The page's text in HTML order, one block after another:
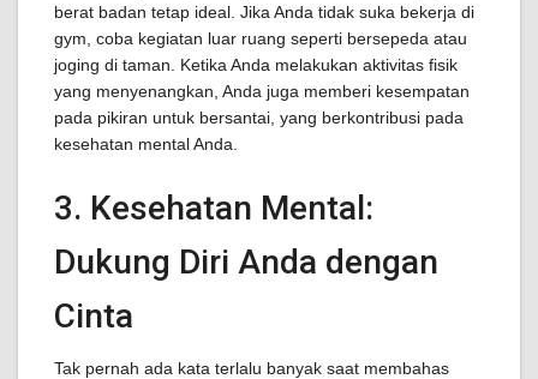
berat badan tetap ideal. Jika Anda tidak suka bekerja di
gym, coba kegiatan luar ruang seperti bersepeda atau
joging di taman. Ketika Anda melakukan aktivitas fisik
yang menyenangkan, Anda juga memberi kesempatan
pada pikiran untuk bersantai, yang berkontribusi pada
kesehatan mental Anda.
3. Kesehatan Mental:
Dukung Diri Anda dengan
Cinta
Tak pernah ada kata terlalu banyak saat membahas